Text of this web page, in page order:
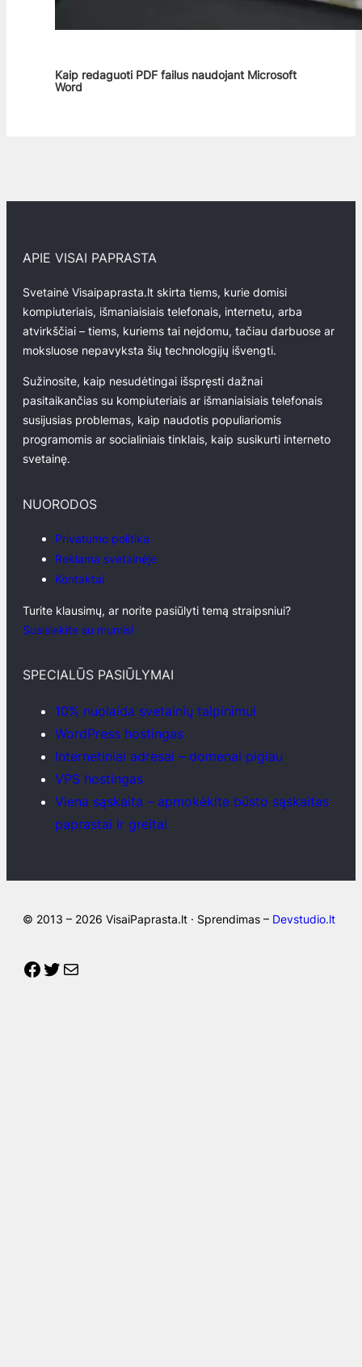
Kaip redaguoti PDF failus naudojant Microsoft
Word
APIE VISAI PAPRASTA
Svetainė Visaipaprasta.lt skirta tiems, kurie domisi
kompiuteriais, išmaniaisiais telefonais, internetu, arba
atvirkščiai – tiems, kuriems tai neįdomu, tačiau darbuose ar
moksluose nepavyksta šių technologijų išvengti.
Sužinosite, kaip nesudėtingai išspręsti dažnai
pasitaikančias su kompiuteriais ar išmaniaisiais telefonais
susijusias problemas, kaip naudotis populiariomis
programomis ar socialiniais tinklais, kaip susikurti interneto
svetainę.
NUORODOS
Privatumo politika
Reklama svetainėje
Kontaktai
Turite klausimų, ar norite pasiūlyti temą straipsniui?
Susisiekite su mumis!
SPECIALŪS PASIŪLYMAI
10% nuolaida svetainių talpinimui
WordPress hostingas
Internetiniai adresai – domenai pigiau
VPS hostingas
Viena sąskaita – apmokėkite būsto sąskaitas
paprastai ir greitai
© 2013 – 2026 VisaiPaprasta.lt · Sprendimas – Devstudio.lt
Facebook
Twitter
Mail